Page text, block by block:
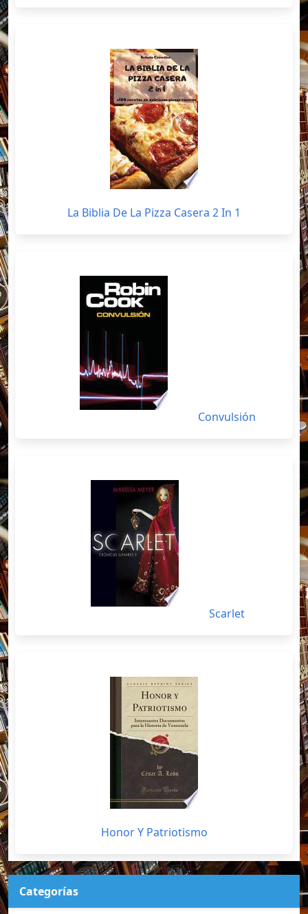
La Biblia De La Pizza Casera 2 In 1
Convulsión
Scarlet
Honor Y Patriotismo
Categorías